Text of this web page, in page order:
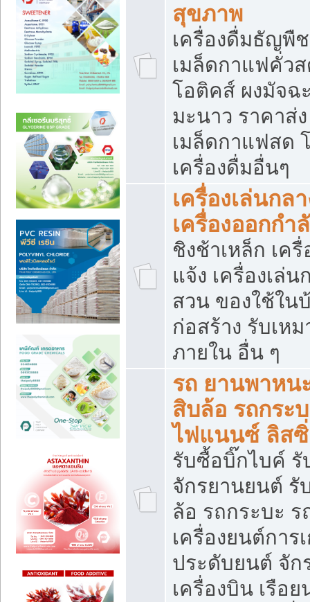
สุขภาพ
เครื่องดื่มธัญพื
เมล็ดกาแฟคั่ว
โอติคส์ ผงมัจฉ
มะนาว ราคาส่
เมล็ดกาแฟสด
เครื่องดื่มอื่นๆ
เครื่องเล่นกล
เครื่องออกกำ
ชิงช้าเหล็ก เค
แจ้ง เครื่องเล่น
สวน ของใช้ใน
ก่อสร้าง รับเห
ภายใน อื่น ๆ
รถ ยานพาหน
สิบล้อ รถกระ
ไฟแนนซ์ ลิส
รับซื้อบิ๊กไบค์
จักรยานยนต์ รั
ล้อ รถกระบะ
เครื่องยนต์การ
ประดับยนต์ จัก
เครื่องบิน เรือ